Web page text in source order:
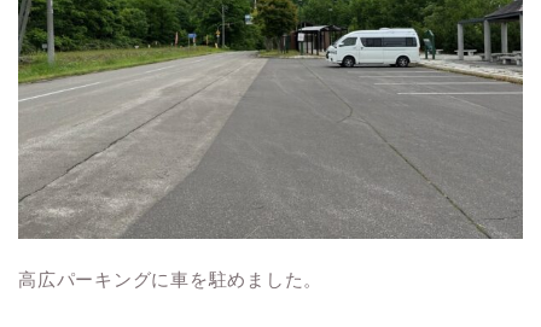
高広パーキングに車を駐めました。